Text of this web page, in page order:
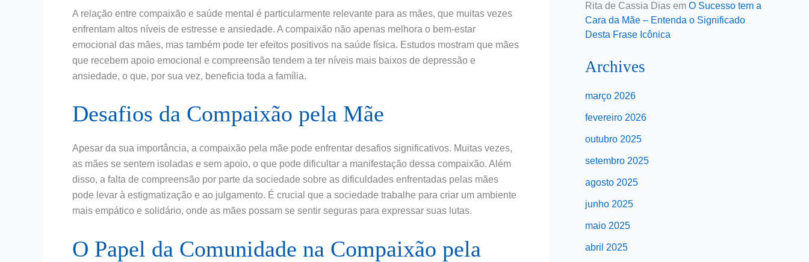
A relação entre compaixão e saúde mental é particularmente relevante para as mães, que muitas vezes
enfrentam altos níveis de estresse e ansiedade. A compaixão não apenas melhora o bem-estar
emocional das mães, mas também pode ter efeitos positivos na saúde física. Estudos mostram que mães
que recebem apoio emocional e compreensão tendem a ter níveis mais baixos de depressão e
ansiedade, o que, por sua vez, beneficia toda a família.
Desafios da Compaixão pela Mãe
Apesar da sua importância, a compaixão pela mãe pode enfrentar desafios significativos. Muitas vezes,
as mães se sentem isoladas e sem apoio, o que pode dificultar a manifestação dessa compaixão. Além
disso, a falta de compreensão por parte da sociedade sobre as dificuldades enfrentadas pelas mães
pode levar à estigmatização e ao julgamento. É crucial que a sociedade trabalhe para criar um ambiente
mais empático e solidário, onde as mães possam se sentir seguras para expressar suas lutas.
O Papel da Comunidade na Compaixão pela
Rita de Cassia Dias em O Sucesso tem a
Cara da Mãe – Entenda o Significado
Desta Frase Icônica
Archives
março 2026
fevereiro 2026
outubro 2025
setembro 2025
agosto 2025
junho 2025
maio 2025
abril 2025